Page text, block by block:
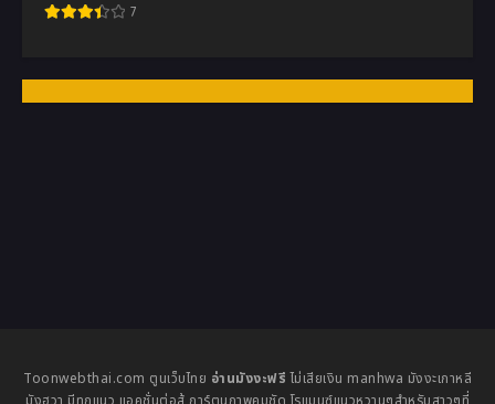
7
Toonwebthai.com ตูนเว็บไทย อ่านมังงะฟรี ไม่เสียเงิน manhwa มังงะเกาหลี